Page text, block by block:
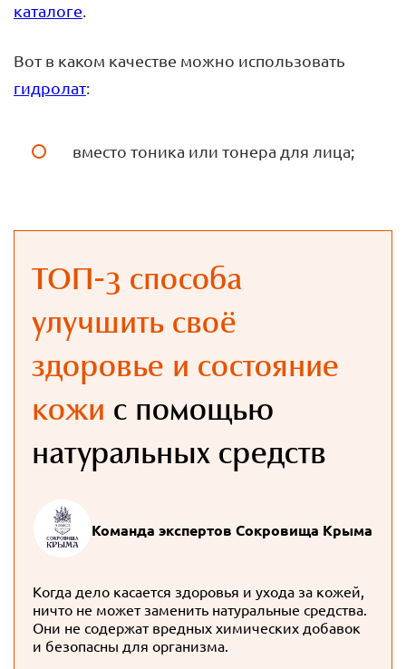
каталоге
Вот в каком качестве можно использовать
гидролат:
вместо тоника или тонера для лица;
ТОП-3 способа
улучшить своё
здоровье и состояние
кожи с помощью
натуральных средств
Команда экспертов Сокровища Крыма
Когда дело касается здоровья и ухода за кожей,
ничто не может заменить натуральные средства.
Они не содержат вредных химических добавок
и безопасны для организма.